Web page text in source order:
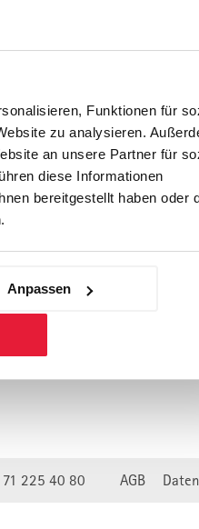
Funktionen für
zu analysieren.
an unsere Partner für
diese Informationen
bereitgestellt haben oder
Anpassen
Corporate
Praxisstudium
Basis gestellt.
225 40 80 AGB